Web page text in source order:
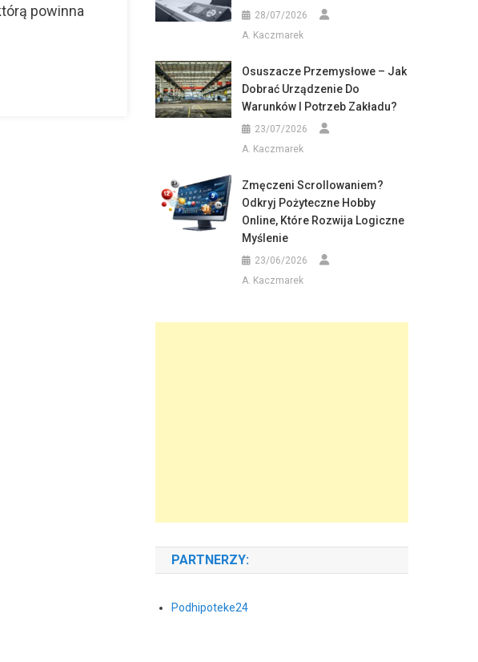
powinna
28/07/2026
A. Kaczmarek
Osuszacze Przemysłowe – Jak
Dobrać Urządzenie Do
Warunków I Potrzeb Zakładu?
23/07/2026
A. Kaczmarek
Zmęczeni Scrollowaniem?
Odkryj Pożyteczne Hobby
Online, Które Rozwija Logiczne
Myślenie
23/06/2026
A. Kaczmarek
PARTNERZY:
Podhipoteke24